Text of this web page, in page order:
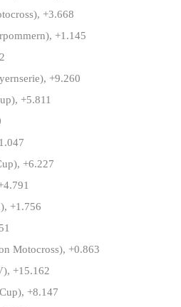
+3.668
+1.145
+9.260
+5.811
+6.227
+1.756
Motocross), +0.863
+15.162
+8.147